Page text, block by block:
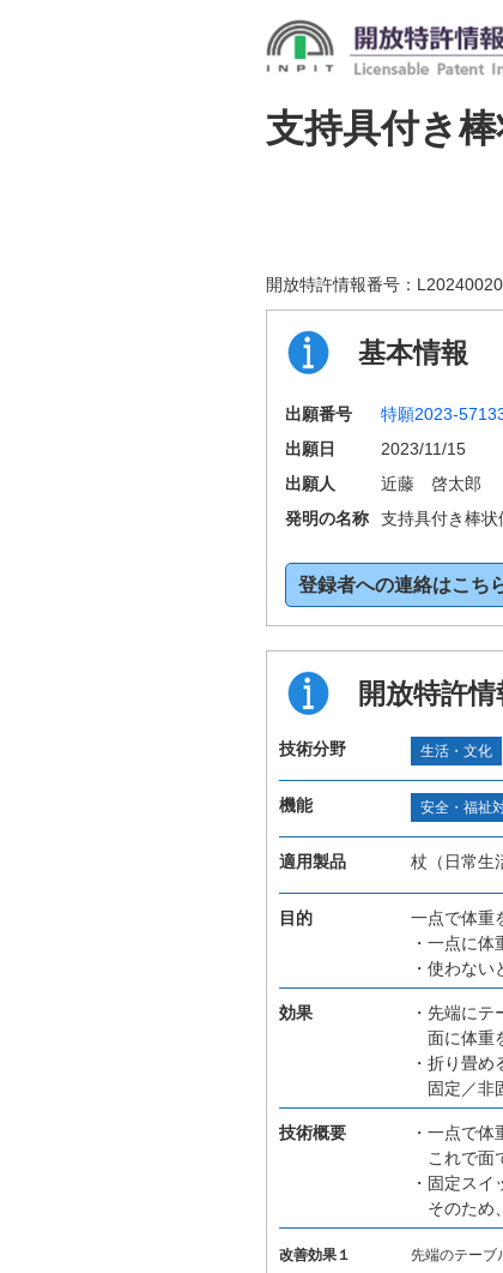
支持具付き
開放特許情報番号：
基本情報
出願番号 特願2023-
出願日
2023/11/15
出願人
近藤 啓太郎
発明の名称
支持具付き棒状
登録者への連絡はこち
開放特許情
技術分野 生活・文化
機能 安全・福祉
適用製品 杖（日常生
目的
一点で体重
・一点に体
・使わない
効果
・先端に
面に体重
・折り畳め
固定／非
技術概要
・一点で
これで面
・固定ス
そのため
改善効果１
先端のテーブ